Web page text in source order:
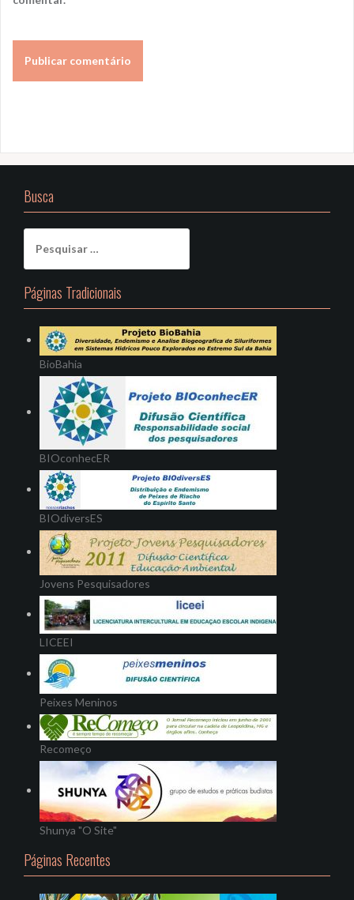
Busca
por:
Páginas Tradicionais
BioBahia
BIOconhecER
BIOdiversES
Jovens Pesquisadores
LICEEI
Peixes Meninos
Recomeço
Shunya "O Site"
Páginas Recentes